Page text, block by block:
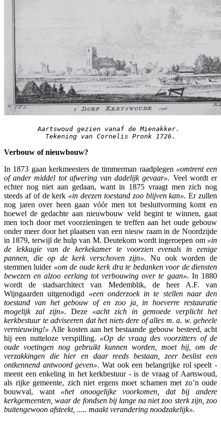
Aartswoud gezien vanaf de Mienakker.
Tekening van Cornelis Pronk 1726.
Verbouw of nieuwbouw?
In 1873 gaan kerkmeesters de timmerman raadplegen «omtrent een
of ander middel tot afwering van dadelijk gevaar». Veel wordt er
echter nog niet aan gedaan, want in 1875 vraagt men zich nog
steeds af of de kerk «in deezen toestand zoo blijven kan». Er zullen
nog jaren over heen gaan vóór men tot besluitvorming komt en
hoewel de gedachte aan nieuwbouw veld begint te winnen, gaat
men toch door met voorzieningen te treffen aan het oude gebouw
onder meer door het plaatsen van een nieuw raam in de Noordzijde
in 1879, terwijl de hulp van M. Deutekom wordt ingeroepen om «in
de lekkagie van de kerkekamer te voorzien evenals in eenige
pannen, die op de kerk verschoven zijn». Nu ook worden de
stemmen luider «om de oude kerk dra te bedanken voor de diensten
bewezen en alzoo eerlang tot verbouwing over te gaan». In 1880
wordt de stadsarchitect van Medemblik, de heer A.F. van
Wijngaarden uitgenodigd «een onderzoek in te stellen naar den
toestand van het gebouw of en zoo ja, in hoeverre restauratie
mogelijk zal zijn». Deze «acht zich in gemoede verplicht het
kerkbestuur te adviseeren dat het niets dere of alles m. a. w. geheele
vernieuwing!» Alle kosten aan het bestaande gebouw besteed, acht
hij een nutteloze verspilling. «Op de vraag des voorzitters of de
oude voetingen nog gebruikt kunnen worden, moet hij, om de
verzakkingen die hier en daar reeds bestaan, zeer beslist een
ontkennend antwoord geven». Wat ook een belangrijke rol speelt -
meent een enkeling in het kerkbestuur - is de vraag of Aartswoud,
als rijke gemeente, zich niet ergens moet schamen met zo’n oude
bouwval, want «het onoogelijke voorkomen, dat bij andere
kerkgemeenten, waar de fondsen bij lange na niet zoo sterk zijn, zoo
buitengewoon afsteekt, ..... maakt verandering noodzakelijk».